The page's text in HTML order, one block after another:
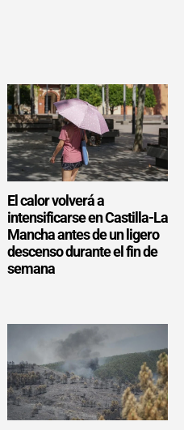
El calor volverá a
intensificarse en Castilla-La
Mancha antes de un ligero
descenso durante el fin de
semana